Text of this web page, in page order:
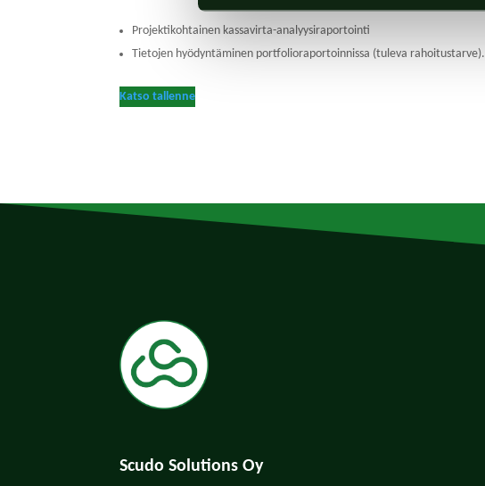
Projektikohtainen kassavirta-analyysiraportointi
Tietojen hyödyntäminen portfolioraportoinnissa (tuleva rahoitustarve).
Katso tallenne
Scudo Solutions Oy